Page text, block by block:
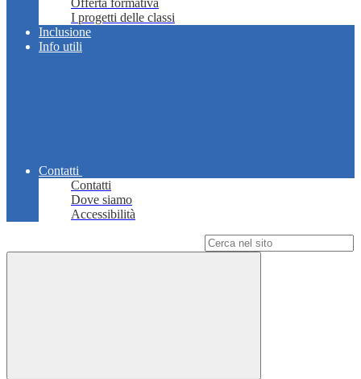
Offerta formativa
I progetti delle classi
Inclusione
Info utili
Contatti
Contatti
Dove siamo
Accessibilità